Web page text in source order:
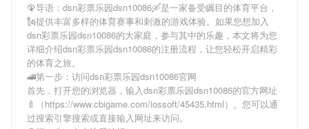
🦚导语： dsn彩票乐园dsn10086🛶是一家备受瞩目的体育平台，
🗽提供丰富多样的体育赛事和刺激的游戏体验。如果您想加入
dsn彩票乐园dsn10086的大家庭，参与其中的乐趣，本文将为您
详细介绍dsn彩票乐园dsn10086的注册流程，让您轻松开启精彩
的体育之旅。
🚄第一步：访问dsn彩票乐园dsn10086官网
首先，打开您的浏览器，输入dsn彩票乐园dsn10086的官方网址
🍼（https://www.cbigame.com/iossoft/45435.html）。您可以通
过搜索引擎搜索或直接输入网址来访问。